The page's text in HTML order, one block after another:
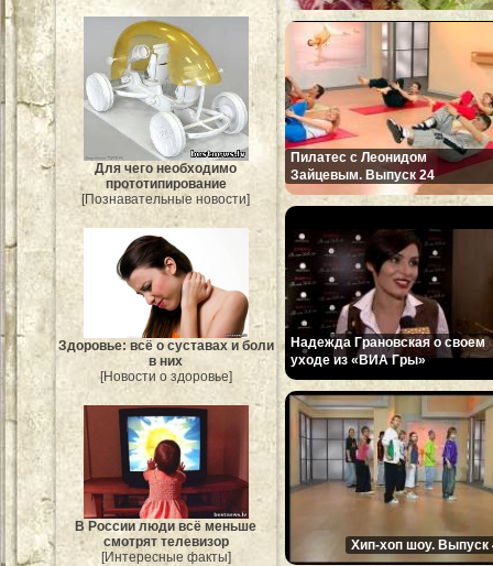
Для чего необходимо
прототипирование
[Познавательные новости]
Здоровье: всё о суставах и боли
в них
[Новости о здоровье]
В России люди всё меньше
смотрят телевизор
[Интересные факты]
Пилатес с Леонидом
Зайцевым. Выпуск 24
Надежда Грановская о своем
уходе из «ВИА Гры»
Хип-хоп шоу. Выпуск